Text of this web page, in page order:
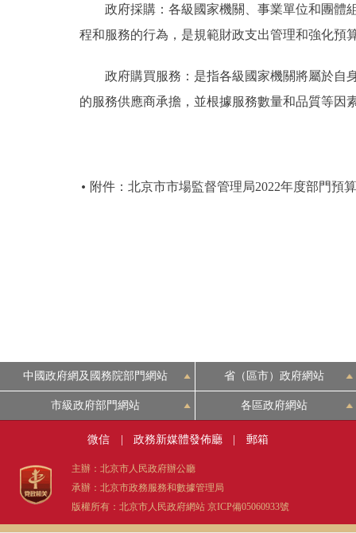
政府採購：各級國家機關、事業單位和團體組
程和服務的行為，是規範財政支出管理和強化預
政府購買服務：是指各級國家機關將屬於自身
的服務供應商承擔，並根據服務數量和品質等因
附件：北京市市場監督管理局2022年度部門預
中國政府網及國務院部門網站 省（區市）政府網站
市級政府部門網站 各區政府網站
微信 政務新媒體發佈廳 郵箱
主辦：北京市人民政府辦公廳
承辦：北京市政務服務和數據管理局
版權所有：北京市人民政府網站 京ICP備05060933號